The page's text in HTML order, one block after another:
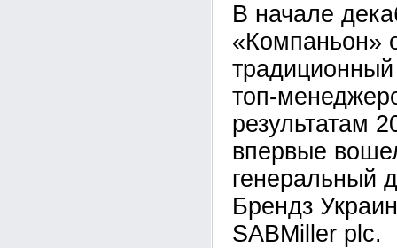
В начале
«Компаньон»
топ-
результатам
впервые
генеральный
Брендз
SABMiller plc.